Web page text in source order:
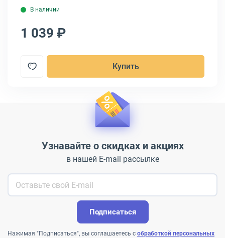
В наличии
1 039 ₽
Купить
Узнавайте о скидках и акциях
в нашей E-mail рассылке
Подписаться
Нажимая "Подписаться", вы соглашаетесь с обработкой персональных